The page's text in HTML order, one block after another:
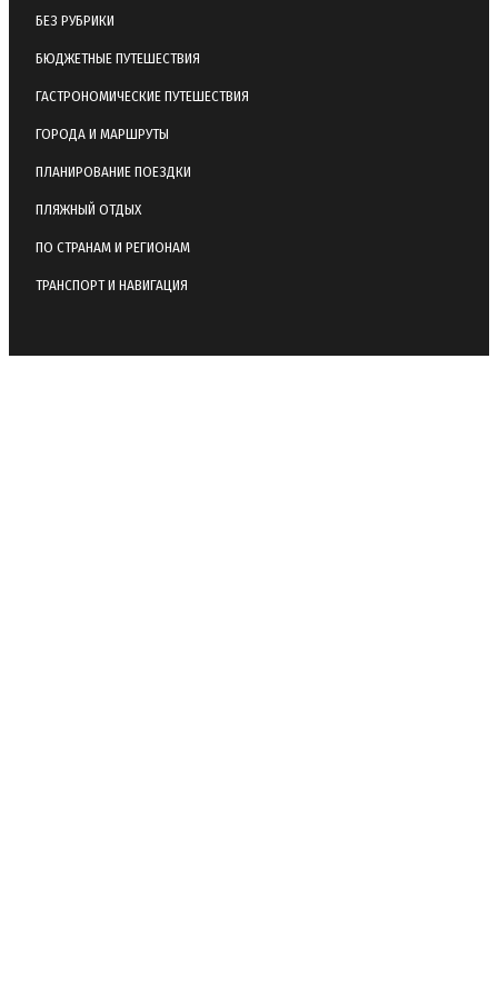
БЕЗ РУБРИКИ
БЮДЖЕТНЫЕ ПУТЕШЕСТВИЯ
ГАСТРОНОМИЧЕСКИЕ ПУТЕШЕСТВИЯ
ГОРОДА И МАРШРУТЫ
ПЛАНИРОВАНИЕ ПОЕЗДКИ
ПЛЯЖНЫЙ ОТДЫХ
ПО СТРАНАМ И РЕГИОНАМ
ТРАНСПОРТ И НАВИГАЦИЯ